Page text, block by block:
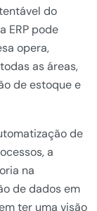
do
ERP pode
opera,
as áreas,
de estoque e
de
a
na
de dados em
ter uma visão